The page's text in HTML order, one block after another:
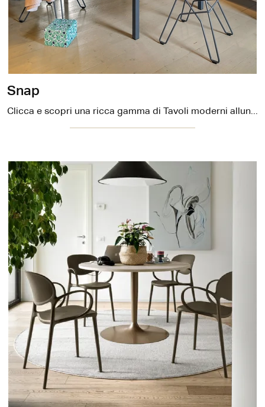
Snap
Clicca e scopri una ricca gamma di Tavoli moderni allungabili da cucina! Il modello Snap di Connubia ti sta aspettando.